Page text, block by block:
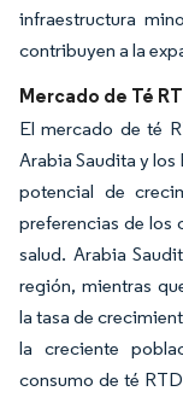
infraestructura
contribuyen a la
Mercado de Té
El mercado de té
Arabia Saudita y
potencial de
preferencias de los
salud. Arabia
región, mientras
la tasa de
la creciente
consumo de té